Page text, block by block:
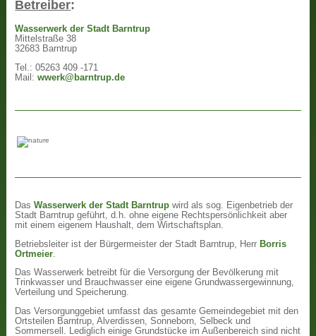
Betreiber:
Wasserwerk der Stadt Barntrup
Mittelstraße 38
32683 Barntrup
Tel.: 05263 409 -171
Mail:wwerk@barntrup.de
DasWasserwerk der Stadt Barntrup wird als sog. Eigenbetrieb der
Stadt Barntrup geführt, d.h. ohne eigene Rechtspersönlichkeit aber
mit einem eigenem Haushalt, dem Wirtschaftsplan.
Betriebsleiter ist der Bürgermeister der Stadt Barntrup, Herr Borris
Ortmeier
Das Wasserwerk betreibt für die Versorgung der Bevölkerung mit
Trinkwasser und Brauchwasser eine eigene Grundwassergewinnung,
Verteilung und Speicherung.
Das Versorgunggebiet umfasst das gesamte Gemeindegebiet mit den
Ortsteilen Barntrup, Alverdissen, Sonneborn, Selbeck und
Sommersell. Lediglich einige Grundstücke im Außenbereich sind nicht